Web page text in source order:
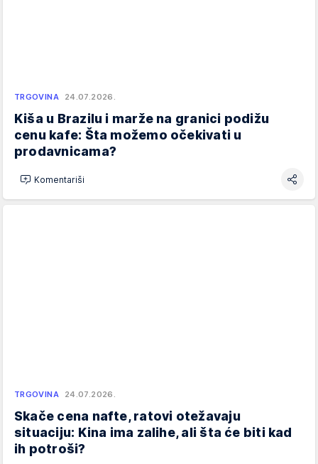
TRGOVINA 24.07.2026.
Kiša u Brazilu i marže na granici podižu
cenu kafe: Šta možemo očekivati u
prodavnicama?
Komentariši
TRGOVINA 24.07.2026.
Skače cena nafte, ratovi otežavaju
situaciju: Kina ima zalihe, ali šta će biti kad
ih potroši?